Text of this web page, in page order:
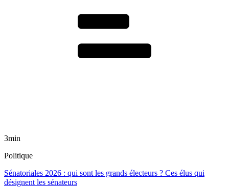
3min
Politique
Sénatoriales 2026 : qui sont les grands électeurs ? Ces élus qui
désignent les sénateurs